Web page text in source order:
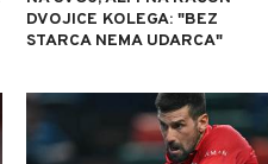
DVOJICE KOLEGA: "BEZ
STARCA NEMA UDARCA"